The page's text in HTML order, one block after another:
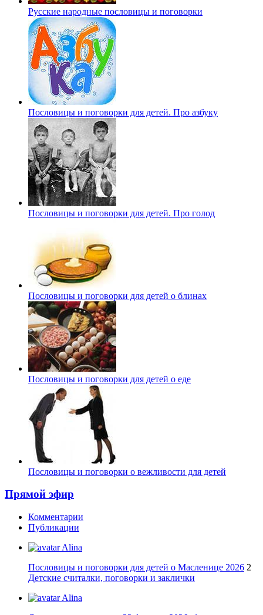
Русские народные пословицы и поговорки
Пословицы и поговорки для детей. Про азбуку
Пословицы и поговорки для детей. Про голод
Пословицы и поговорки для детей о блинах
Пословицы и поговорки для детей о еде
Пословицы и поговорки о вежливости для детей
Прямой эфир
Комментарии
Публикации
Alina
Пословицы и поговорки для детей о Масленице 2026 2
Детские считалки, поговорки и заклички
Alina